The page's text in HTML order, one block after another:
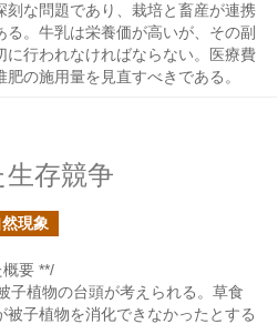
な問題であり、栽培と畜産が連携
る。牛乳は栄養価が高いが、その副
に行われなければならない。医療費
の施用量を見直すべきである。
存競争
然現象
要 **/
子植物の台頭が考えられる。草食
子植物を消化できなかったとする